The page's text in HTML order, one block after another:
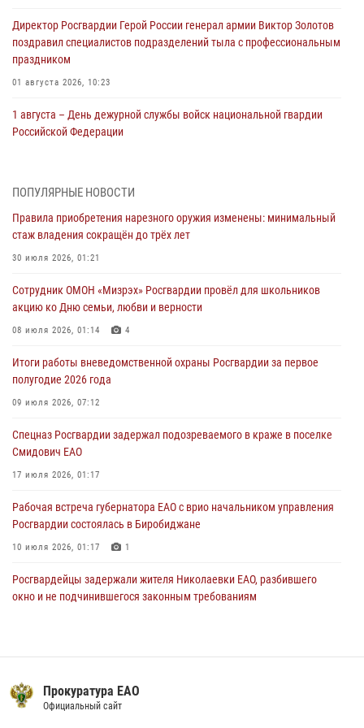
Директор Росгвардии Герой России генерал армии Виктор Золотов
поздравил специалистов подразделений тыла с профессиональным
праздником
01 августа 2026, 10:23
1 августа – День дежурной службы войск национальной гвардии
Российской Федерации
В Росгвардии вспоминают российских воинов, погибших в Первой
01 августа 2026, 10:19
Внесены изменения в правила проведения контрольного отстрела
31 июля 2026, 01:48
Правила приобретения нарезного оружия изменены: минимальный
30 июля 2026, 01:21
Росгвардейцы задержали гражданина за хулиганство и попытку
29 июля 2026, 01:05
ПОПУЛЯРНЫЕ НОВОСТИ
Правила приобретения нарезного оружия изменены: минимальный
стаж владения сокращён до трёх лет
30 июля 2026, 01:21
Сотрудник ОМОН «Мизрэх» Росгвардии провёл для школьников
акцию ко Дню семьи, любви и верности
08 июля 2026, 01:14 4
Итоги работы вневедомственной охраны Росгвардии за первое
полугодие 2026 года
09 июля 2026, 07:12
Спецназ Росгвардии задержал подозреваемого в краже в поселке
Смидович ЕАО
17 июля 2026, 01:17
Рабочая встреча губернатора ЕАО с врио начальником управления
Росгвардии состоялась в Биробиджане
10 июля 2026, 01:17 1
Росгвардейцы задержали жителя Николаевки ЕАО, разбившего
окно и не подчинившегося законным требованиям
07 июля 2026, 06:28
Прокуратура ЕАО
Официальный сайт